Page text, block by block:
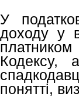
У
доходу у
Кодексу,
понятті,